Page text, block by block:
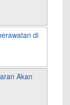
di
Akan